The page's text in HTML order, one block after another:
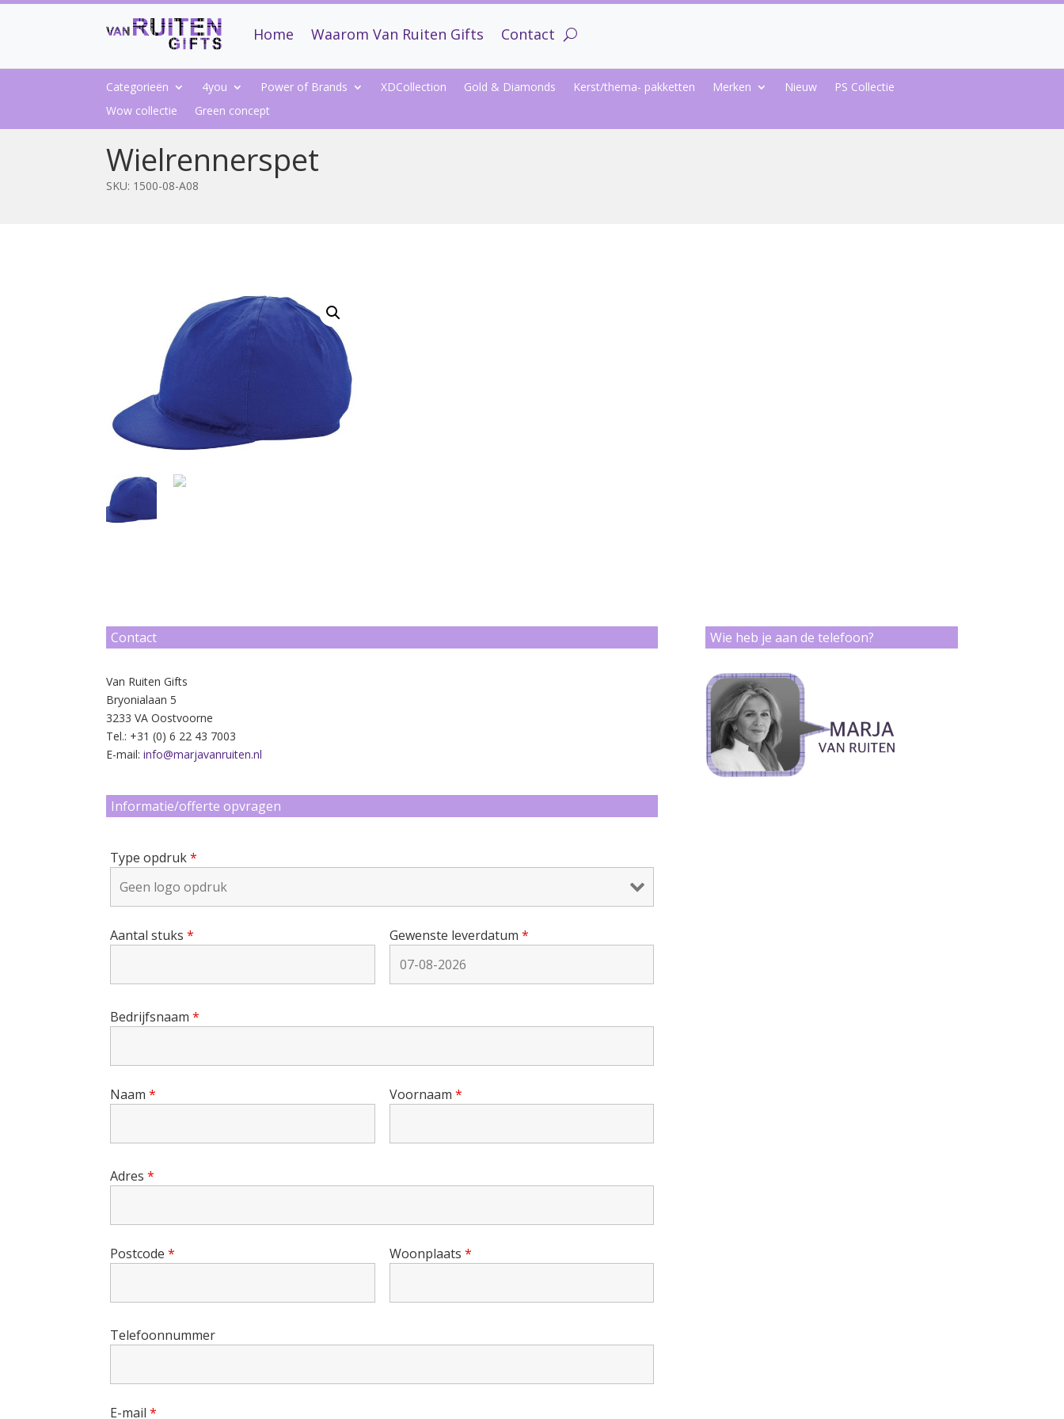
Home Waarom Van Ruiten Gifts Contact
Categorieën 4you Power of Brands XDCollection Gold & Diamonds Kerst/thema- pakketten Merken Nieuw
PS Collectie
Wow collectie
Green concept
Wielrennerspet
SKU: 1500-08-A08
Contact
Van Ruiten Gifts
Bryonialaan 5
3233 VA Oostvoorne
Tel.: +31 (0) 6 22 43 7003
E-mail:info@marjavanruiten.nl
Informatie/offerte opvragen
Type opdruk*
Aantal stuks* Gewenste leverdatum *
Bedrijfsnaam*
Naam* Voornaam *
Adres*
Postcode* Woonplaats *
Telefoonnummer
E-mail*
Wie heb je aan de telefoon?